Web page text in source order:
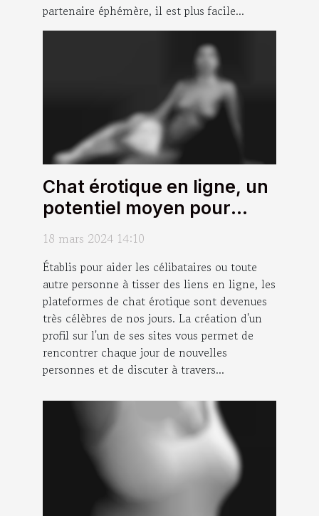
partenaire éphémère, il est plus facile...
Chat érotique en ligne, un
potentiel moyen pour
tisser des liens ?
18 mars 2024 14:10
Établis pour aider les célibataires ou toute
autre personne à tisser des liens en ligne, les
plateformes de chat érotique sont devenues
très célèbres de nos jours. La création d'un
profil sur l'un de ses sites vous permet de
rencontrer chaque jour de nouvelles
personnes et de discuter à travers...